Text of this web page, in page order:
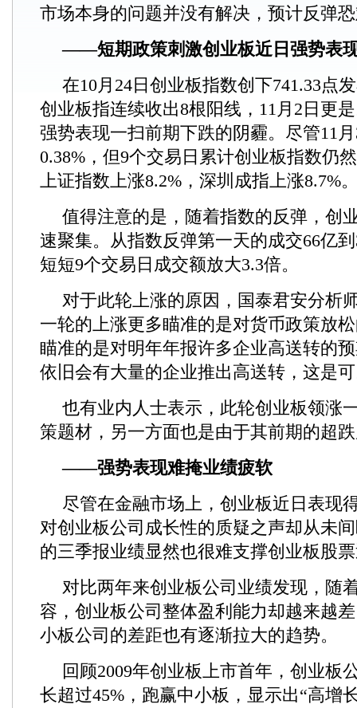
市场本身的问题并没有解决，预计反弹
——短期政策刺激创业板近日强势表
在10月24日创业板指数创下741.33点
创业板指连续收出8根阳线，11月2日更
强势表现一扫前期下跌的阴霾。尽管11
0.38%，但9个交易日累计创业板指数仍
上证指数上涨8.2%，深圳成指上涨8.7%
值得注意的是，随着指数的反弹，创
速聚集。从指数反弹第一天的成交66亿
短短9个交易日成交额放大3.3倍。
对于此轮上涨的原因，国泰君安分析
一轮的上涨更多瞄准的是对货币政策放
瞄准的是对明年年报许多企业高送转的
依旧会有大量的企业推出高送转，这是
也有业内人士表示，此轮创业板领涨
策题材，另一方面也是由于其前期的超
——强势表现难掩业绩疲软
尽管在金融市场上，创业板近日表现
对创业板公司成长性的质疑之声却从未
的三季报业绩显然也很难支撑创业板股
对比两年来创业板公司业绩发现，随
容，创业板公司整体盈利能力却越来越
小板公司的差距也有逐渐拉大的趋势。
回顾2009年创业板上市首年，创业板
长超过45%，跑赢中小板，显示出“高增